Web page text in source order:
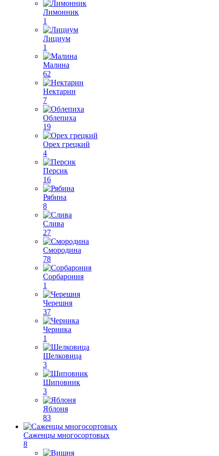
Лимонник
1
Лициум
1
Малина
62
Нектарин
7
Облепиха
19
Орех грецкий
4
Персик
16
Рябина
8
Слива
27
Смородина
78
Сорбарония
1
Черешня
37
Черника
1
Шелковица
3
Шиповник
3
Яблоня
83
Саженцы многосортовых
8